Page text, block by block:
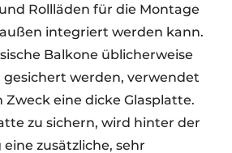
Rollläden für die Montage
integriert werden kann.
Balkone üblicherweise
werden, verwendet
Zweck eine dicke Glasplatte.
zu sichern, wird hinter der
zusätzliche, sehr